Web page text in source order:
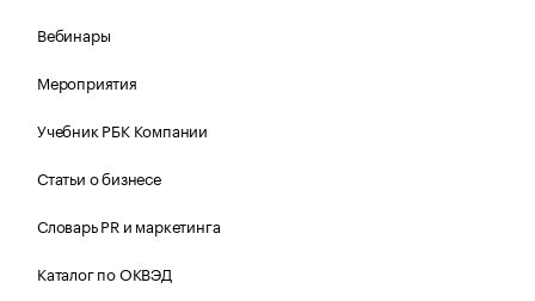
Вебинары
Мероприятия
Учебник РБК Компании
Статьи о бизнесе
Словарь PR и маркетинга
Каталог по ОКВЭД